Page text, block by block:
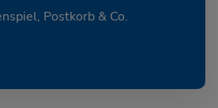
Postkorb & Co.